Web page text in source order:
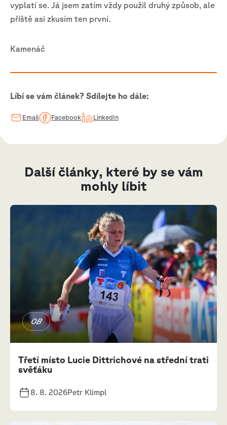
vyplatí se. Já jsem zatím vždy použil druhý způsob, ale
příště asi zkusím ten první.
Kamenáč
Líbí se vám článek? Sdílejte ho dále:
Email Facebook LinkedIn
Další články, které by se vám
mohly líbit
OB
Třetí místo Lucie Dittrichové na střední trati
svěťáku
8. 8. 2026Petr Klimpl